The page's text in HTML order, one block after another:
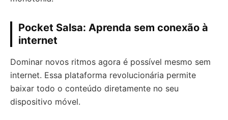
Pocket Salsa: Aprenda sem conexão à
internet
Dominar novos ritmos agora é possível mesmo sem
internet. Essa plataforma revolucionária permite
baixar todo o conteúdo diretamente no seu
dispositivo móvel.